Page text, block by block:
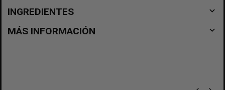
INGREDIENTES navigate_before
MÁS INFORMACIÓN navigate_before